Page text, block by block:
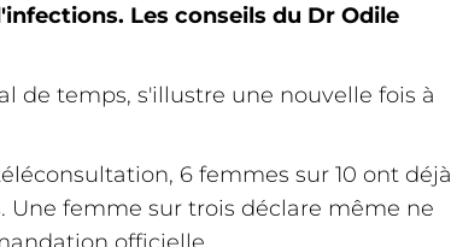
Les conseils du Dr Odile
de temps, s'illustre une nouvelle fois à
6 femmes sur 10 ont déjà
Une femme sur trois déclare même ne